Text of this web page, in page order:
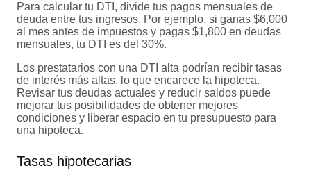
Para calcular tu DTI, divide tus pagos mensuales de
deuda entre tus ingresos. Por ejemplo, si ganas $6,000
al mes antes de impuestos y pagas $1,800 en deudas
mensuales, tu DTI es del 30%.
Los prestatarios con una DTI alta podrían recibir tasas
de interés más altas, lo que encarece la hipoteca.
Revisar tus deudas actuales y reducir saldos puede
mejorar tus posibilidades de obtener mejores
condiciones y liberar espacio en tu presupuesto para
una hipoteca.
Tasas hipotecarias